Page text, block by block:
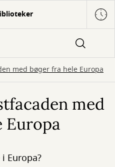
med bøger fra hele Europa
med
Europa
Europa?